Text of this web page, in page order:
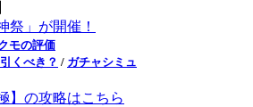
祭」が開催！
モの評価
くべき？ / ガチャシミュ
】の攻略はこちら